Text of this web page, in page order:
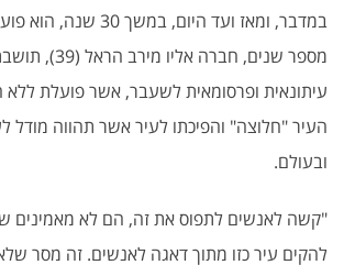
במדבר, ומאז ועד היום,
מספר שנים, חברה
עיתונאית ופרסומאית לשעבר, אשר פועלת ללא
העיר "חלוצה" והפיכתו לעיר אשר תהווה מודל
ובעולם.
"קשה לאנשים לתפוס את זה, הם לא מאמינים
להקים עיר כזו מתוך דאגה לאנשים. זה מסר